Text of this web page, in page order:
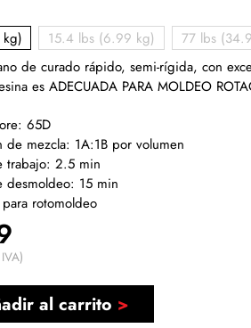
15.4 lbs (6.99 kg)
77 lbs
de curado rápido, semi-rígida, con
es ADECUADA PARA MOLDEO
65D
de mezcla: 1A:1B por volumen
trabajo: 2.5 min
desmoldeo: 15 min
rotomoldeo
al carrito